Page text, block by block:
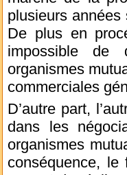
plusieurs
De plus en
impossible de
organismes
commerciales
D’autre part,
dans les
organismes
conséquence,